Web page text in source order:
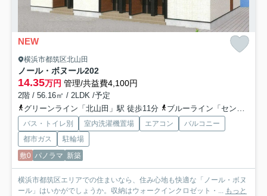
NEW
横浜市都筑区北山田
ノール・ボヌール202
14.35万円 管理/共益費4,100円
2階 / 56.16㎡ / 2LDK /予定
グリーンライン「北山田」駅 徒歩11分
ブルーライン「センター北」駅 徒歩25分
バス・トイレ別 室内洗濯機置場 エアコン
バルコニー
都市ガス
駐輪場
敷0 パノラマ 新築
横浜市都筑区エリアでの住まいなら、住み心地も快適な「ノール・ボヌ
ール」はいかがでしょうか。収納はウォークインクロゼット・... もっと